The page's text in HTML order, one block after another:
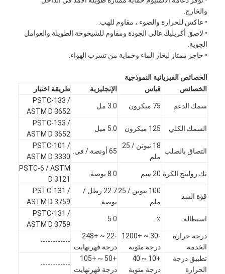
والخارج.
• عاكس للحرارة والضوء ، مقاوم للهب.
• لاصق أكريليك عالي الجودة ومقاوم للشيخوخة الطويلة والعوامل
الجوية.
• حاجز ممتاز لبخار الماء وحماية من تسرب الهواء.
الخصائص الفيزيائية النموذجية
الخصائص
قياس الإنجليزية طريقة اختبار
سمك الدعم 75 ميكرون 3.0 مل
PSTC-133 /
ASTM D 3652
السمك الكلي 125 ميكرون 5.0 ميل
PSTC-133 /
ASTM D 3652
التصاق بالصلب
18 نيوتن / 25
ملم
65 أونصة / في.
PSTC-101 /
ASTM D 3330
تك رولينج الكرة 20 سم 8.0 بوصة.
PSTC-6 / ASTM
D 3121
قوة الشد
100 نيوتن / 25
ملم
22.7 رطل /
بوصة
PSTC-131 /
ASTM D 3759
استطالة ٪. 5.0
PSTC-131 /
ASTM D 3759
درجة حرارة
الخدمة
-30 ~ +1200
درجة مئوية
-22 ~ +248
درجة فهرنهايت
------------
تطبيق درجة
الحرارة
+10 ~ 40
درجة مئوية
+50 ~ +105
درجة فهرنهايت
------------